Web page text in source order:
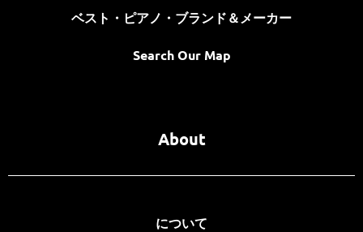
ベスト・ピアノ・ブランド＆メーカー
Search Our Map
About
について